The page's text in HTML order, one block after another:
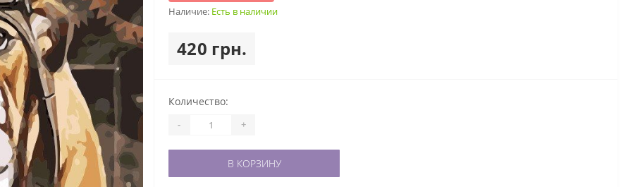
Наличие: Есть в наличии
420 грн.
Количество:
- +
В КОРЗИНУ